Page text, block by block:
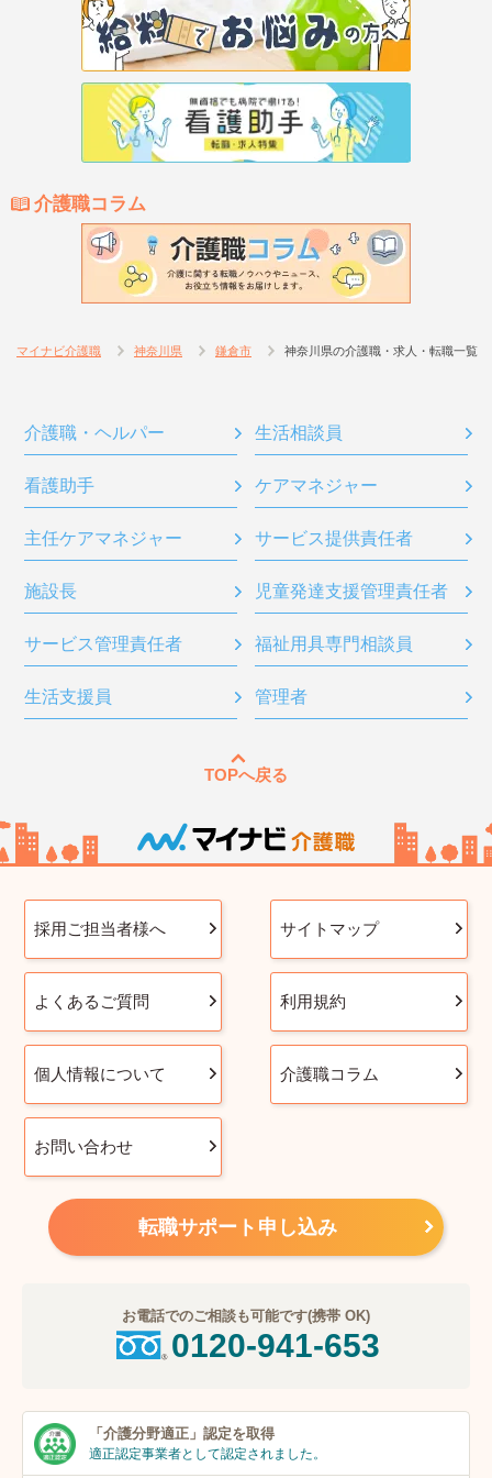
介護職コラム
マイナビ介護職 神奈川県 鎌倉市 神奈川県の介護職・求人・転職一覧
介護職・ヘルパー 生活相談員
看護助手 ケアマネジャー
主任ケアマネジャー サービス提供責任者
施設長 児童発達支援管理責任者
サービス管理責任者 福祉用具専門相談員
生活支援員 管理者
TOPへ戻る
採用ご担当者様へ サイトマップ
よくあるご質問 利用規約
個人情報について 介護職コラム
お問い合わせ
転職サポート申し込み
お電話でのご相談も可能です(携帯 OK)
0120-941-653
「介護分野適正」 認定を取得
適正認定事業者として認定されました。